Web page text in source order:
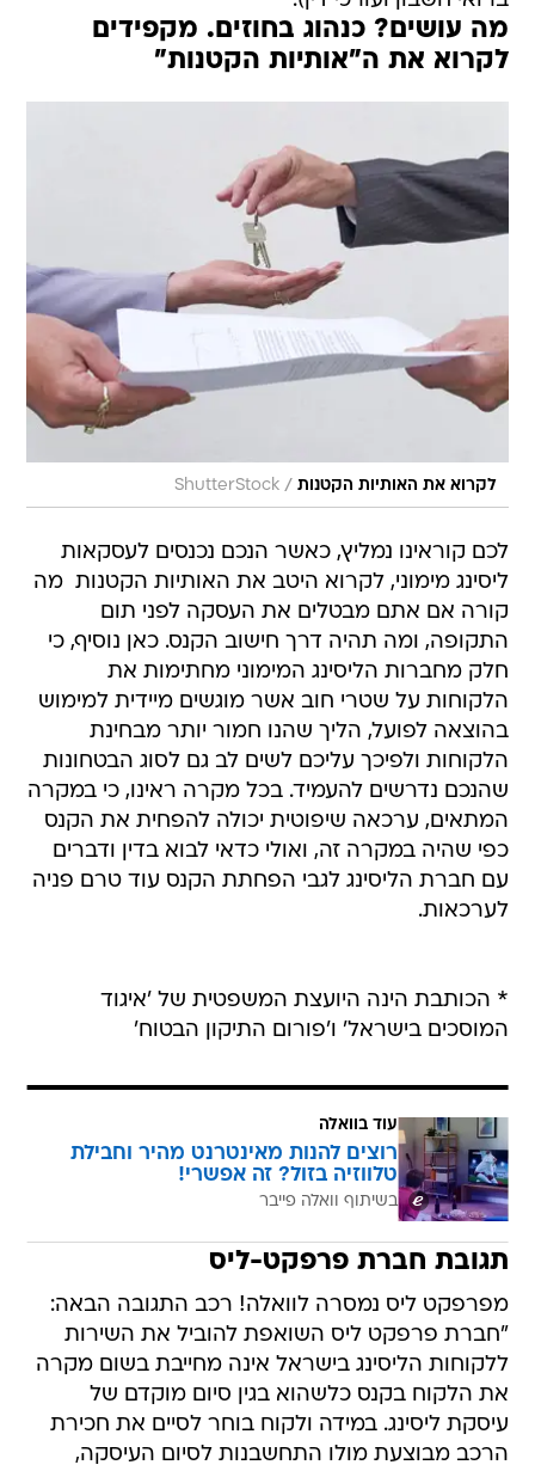
מה עושים? כנהוג בחוזים. מקפידים
לקרוא את ה"אותיות הקטנות"
לקרוא את האותיות הקטנות /
ShutterStock
לכם קוראינו נמליץ, כאשר הנכם נכנסים לעסקאות
ליסינג מימוני, לקרוא היטב את האותיות הקטנות  מה
קורה אם אתם מבטלים את העסקה לפני תום
התקופה, ומה תהיה דרך חישוב הקנס. כאן נוסיף, כי
חלק מחברות הליסינג המימוני מחתימות את
הלקוחות על שטרי חוב אשר מוגשים מיידית למימוש
בהוצאה לפועל, הליך שהנו חמור יותר מבחינת
הלקוחות ולפיכך עליכם לשים לב גם לסוג הבטחונות
שהנכם נדרשים להעמיד. בכל מקרה ראינו, כי במקרה
המתאים, ערכאה שיפוטית יכולה להפחית את הקנס
כפי שהיה במקרה זה, ואולי כדאי לבוא בדין ודברים
עם חברת הליסינג לגבי הפחתת הקנס עוד טרם פניה
לערכאות.
* הכותבת הינה היועצת המשפטית של 'איגוד
המוסכים בישראל' ו'פורום התיקון הבטוח'
עוד בוואלה
רוצים להנות מאינטרנט מהיר וחבילת
טלווזיה בזול? זה אפשרי!
בשיתוף וואלה פייבר
תגובת חברת פרפקט-ליס
מפרפקט ליס נמסרה לוואלה! רכב התגובה הבאה:
"חברת פרפקט ליס השואפת להוביל את השירות
ללקוחות הליסינג בישראל אינה מחייבת בשום מקרה
את הלקוח בקנס כלשהוא בגין סיום מוקדם של
עיסקת ליסינג. במידה ולקוח בוחר לסיים את חכירת
הרכב מבוצעת מולו התחשבנות לסיום העיסקה,